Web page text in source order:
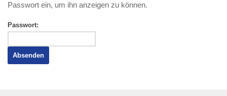
Passwort ein, um ihn anzeigen zu können.
Passwort: